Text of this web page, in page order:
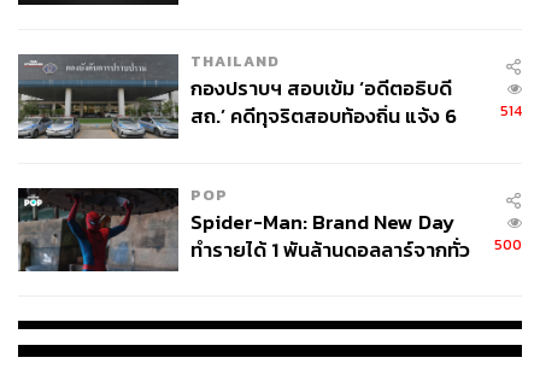
THAILAND
กองปราบฯ สอบเข้ม ‘อดีตอธิบดี
สถ.’ คดีทุจริตสอบท้องถิ่น แจ้ง 6
514
POP
Spider-Man: Brand New Day
ทำรายได้ 1 พันล้านดอลลาร์จากทั่ว
500